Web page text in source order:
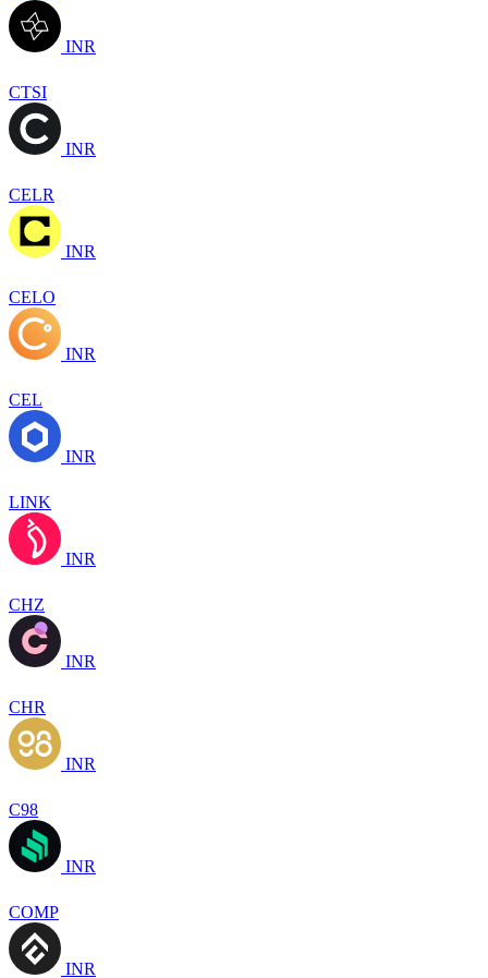
INR
CTSI
INR
CELR
INR
CELO
INR
CEL
INR
LINK
INR
CHZ
INR
CHR
INR
C98
INR
COMP
INR